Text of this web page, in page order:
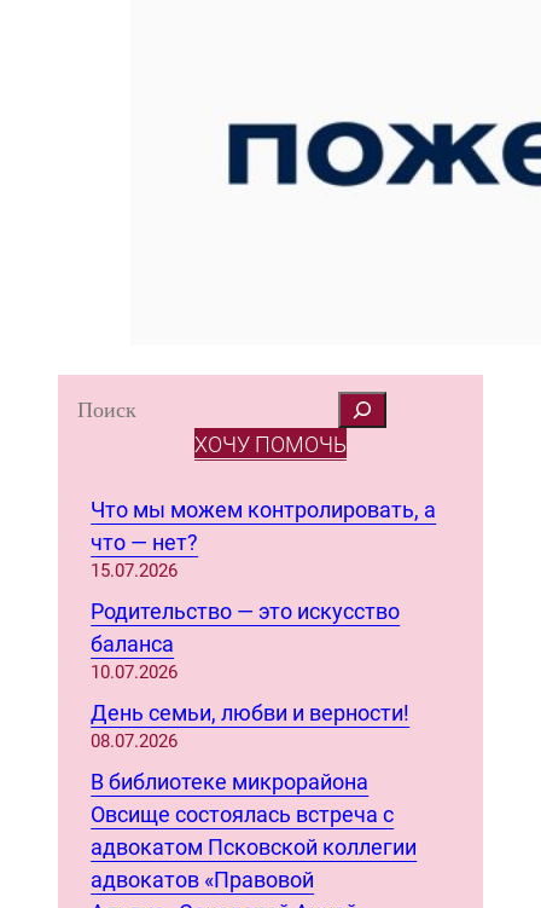
S
ХОЧУ ПОМОЧЬ
Что мы можем контролировать, а
что — нет?
15.07.2026
Родительство — это искусство
баланса
10.07.2026
День семьи, любви и верности!
08.07.2026
В библиотеке микрорайона
Овсище состоялась встреча с
адвокатом Псковской коллегии
адвокатов «Правовой